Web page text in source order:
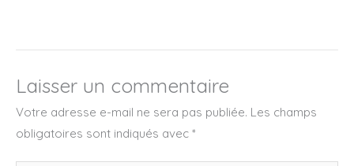
Laisser un commentaire
Votre adresse e-mail ne sera pas publiée. Les champs
obligatoires sont indiqués avec *